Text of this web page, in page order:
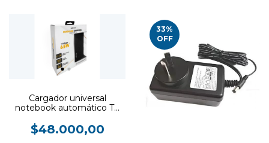
Cargador universal
notebook automático TC
$48.000,00
33%
OFF